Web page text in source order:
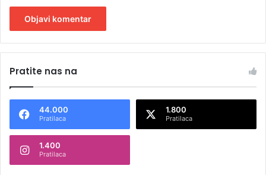
t
n
t
Pratite nas na
44.000
Pratilaca
1.800
Pratilaca
1.400
Pratilaca